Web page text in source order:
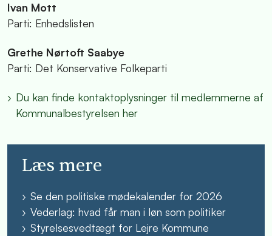
Ivan Mott
Parti: Enhedslisten
Grethe Nørtoft Saabye
Parti: Det Konservative Folkeparti
Du kan finde kontaktoplysninger til medlemmerne af
Kommunalbestyrelsen her
Læs mere
Se den politiske mødekalender for 2026
Vederlag: hvad får man i løn som politiker
Styrelsesvedtægt for Lejre Kommune